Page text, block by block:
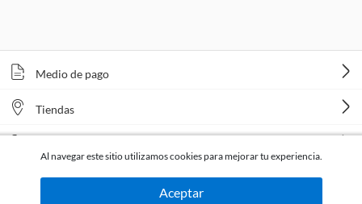
Medio de pago
Tiendas
Al navegar este sitio utilizamos cookies para mejorar tu experiencia.
Aceptar